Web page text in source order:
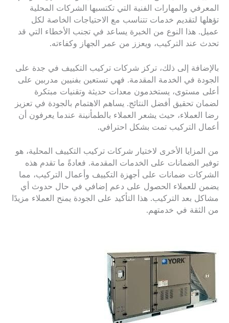
المعرفي والمهارات الفنية التي تكتسبها الشركات المحلية
تؤهلها لتقديم خدمات تتناسب مع الاحتياجات الخاصة لكل
عميل. هذا النوع من الخبرة يساعد في تجنب الأخطاء التي قد
تحدث عند التركيب، ويعزز من عمر الجهاز وكفاءته.
بالإضافة إلى ذلك، تركز شركات تركيب التكييف في جدة على
الجودة في الخدمة المقدمة. فهي تستعين بفنيين مدربين على
أعلى مستوى، يستخدمون معدات حديثة وتقنيات مبتكرة
لضمان تحقيق أفضل النتائج. يساهم الاهتمام بالجودة في تعزيز
رضا العملاء، حيث يشعر العملاء بالطمأنينة عندما يعرفون أن
أعمال التركيب تمت بشكل احترافي.
من المزايا الأخرى لاختيار شركات تركيب التكييف المحلية، هو
توفير الضمانات على الخدمات المقدمة. فعادةً ما تقدم هذه
الشركات ضمانات على أجهزة التكييف وأعمال التركيب، مما
يضمن للعملاء الحصول على دعم إضافي في حال حدوث أي
مشاكل بعد التركيب. هذا التأكيد على الجودة يمنح العملاء مزيدًا
من الثقة في خدمتهم.